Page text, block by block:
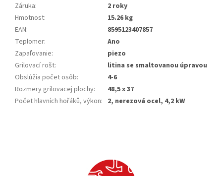
Záruka:
2 roky
Hmotnost:
15.26 kg
EAN:
8595123407857
Teplomer:
Ano
Zapaľovanie:
piezo
Grilovací rošt:
litina se smaltovanou úpravou
Obslúžia počet osôb:
4-6
Rozmery grilovacej plochy:
48,5 x 37
Počet hlavních hořáků, výkon: 2, nerezová ocel, 4,2 kW